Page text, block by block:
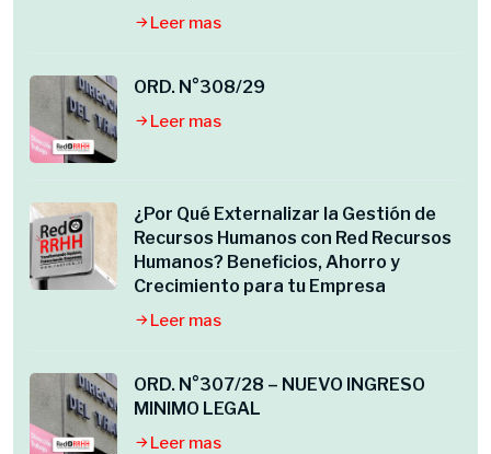
Leer mas
ORD. N°308/29
Leer mas
¿Por Qué Externalizar la Gestión de
Recursos Humanos con Red Recursos
Humanos? Beneficios, Ahorro y
Crecimiento para tu Empresa
Leer mas
ORD. N°307/28 – NUEVO INGRESO
MINIMO LEGAL
Leer mas